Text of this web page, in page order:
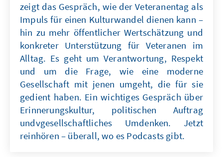
zeigt das Gespräch, wie der Veteranentag als
Impuls für einen Kulturwandel dienen kann –
hin zu mehr öffentlicher Wertschätzung und
konkreter Unterstützung für Veteranen im
Alltag. Es geht um Verantwortung, Respekt
und um die Frage, wie eine moderne
Gesellschaft mit jenen umgeht, die für sie
gedient haben. Ein wichtiges Gespräch über
Erinnerungskultur, politischen Auftrag
undvgesellschaftliches Umdenken. Jetzt
reinhören – überall, wo es Podcasts gibt.